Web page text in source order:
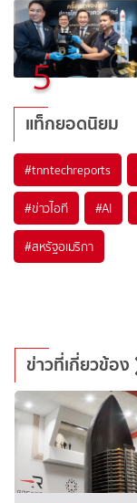
5
แท็กยอดนิยม
#tnntechreports
#ข่าวไอที #AI
#สหรัฐอเมริกา
ข่าวที่เกี่ยวข้อง